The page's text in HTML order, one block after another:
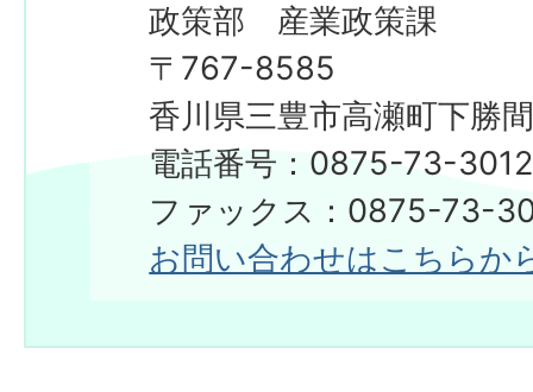
政策部 産業政策課
〒767-8585
香川県三豊市高瀬町下勝
電話番号：0875-73-3012
ファックス：0875-73-
お問い合わせはこちらか